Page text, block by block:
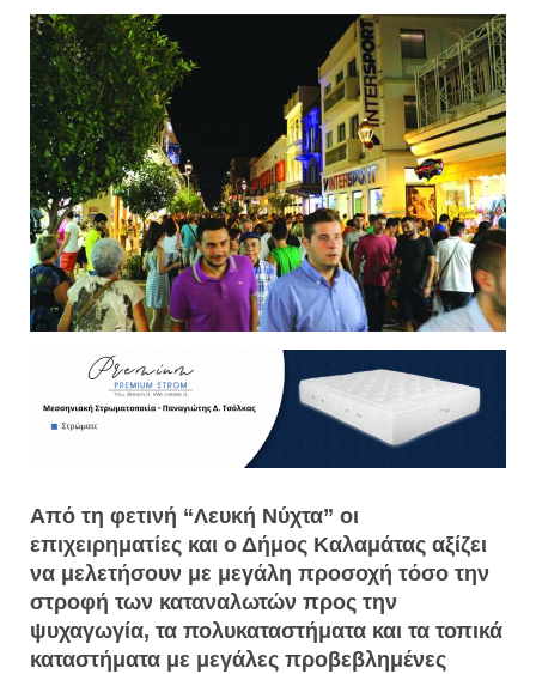
Από τη φετινή “Λευκή Νύχτα” οι
επιχειρηματίες και ο Δήμος Καλαμάτας αξίζει
να μελετήσουν με μεγάλη προσοχή τόσο την
στροφή των καταναλωτών προς την
ψυχαγωγία, τα πολυκαταστήματα και τα τοπικά
καταστήματα με μεγάλες προβεβλημένες